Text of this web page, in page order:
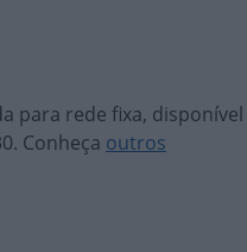
para rede fixa, disponível
Conheça outros